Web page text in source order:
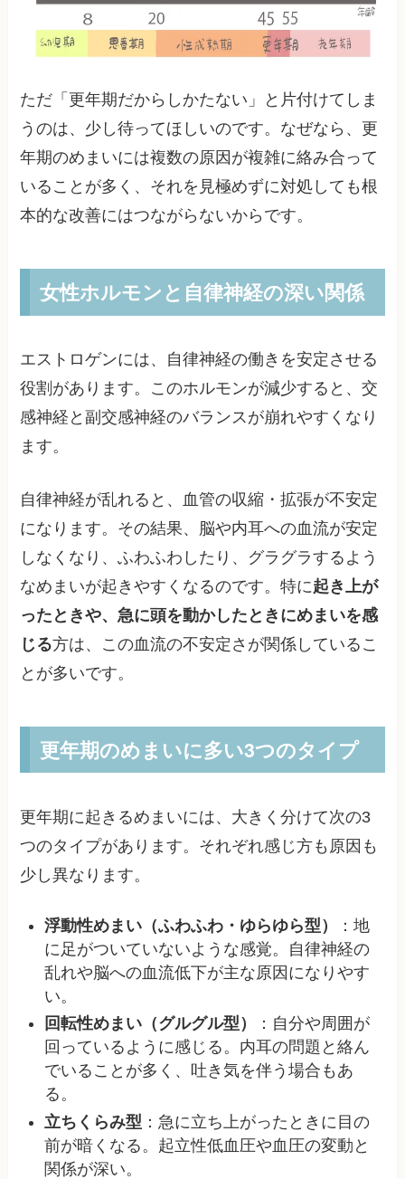
ただ「更年期だからしかたない」と片付けてしま
うのは、少し待ってほしいのです。なぜなら、更
年期のめまいには複数の原因が複雑に絡み合って
いることが多く、それを見極めずに対処しても根
本的な改善にはつながらないからです。
女性ホルモンと自律神経の深い関係
エストロゲンには、自律神経の働きを安定させる
役割があります。このホルモンが減少すると、交
感神経と副交感神経のバランスが崩れやすくなり
ます。
自律神経が乱れると、血管の収縮・拡張が不安定
になります。その結果、脳や内耳への血流が安定
しなくなり、ふわふわしたり、グラグラするよう
なめまいが起きやすくなるのです。特に起き上が
ったときや、急に頭を動かしたときにめまいを感
じる方は、この血流の不安定さが関係しているこ
とが多いです。
更年期のめまいに多い3つのタイプ
更年期に起きるめまいには、大きく分けて次の3
つのタイプがあります。それぞれ感じ方も原因も
少し異なります。
浮動性めまい（ふわふわ・ゆらゆら型）
：地
に足がついていないような感覚。自律神経の
乱れや脳への血流低下が主な原因になりやす
い。
回転性めまい（グルグル型）
：自分や周囲が
回っているように感じる。内耳の問題と絡ん
でいることが多く、吐き気を伴う場合もあ
る。
立ちくらみ型 ：急に立ち上がったときに目の
前が暗くなる。起立性低血圧や血圧の変動と
関係が深い。